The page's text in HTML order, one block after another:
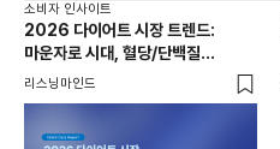
소비자 인사이트
2026 다이어트 시장 트렌드:
마운자로 시대, 혈당/단백질
카테고리의 새로운 기회
리스닝마인드